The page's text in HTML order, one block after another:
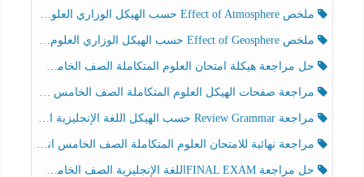
ملخص Effect of Atmosphere حسب الهيكل الوزاري العلوم المتكاملة الصف الخامس انسبير الفصل الثالث
ملخص Effect of Geosphere حسب الهيكل الوزاري العلوم المتكاملة الصف الخامس انسبير الفصل الثالث
حل مراجعة هيكلة امتحان العلوم المتكاملة الصف الخامس عام الفصل الثالث
مراجعة صفحات الهيكل العلوم المتكاملة الصف الخامس انسبير الفصل الثالث
مراجعة Review Grammar حسب الهيكل اللغة الإنجليزية الصف الخامس الفصل الثالث
مراجعة نهائية للامتحان العلوم المتكاملة الصف الخامس انسبير الفصل الثالث
حل مراجعة FINAL EXAMاللغة الإنجليزية الصف الخامس الفصل الثالث